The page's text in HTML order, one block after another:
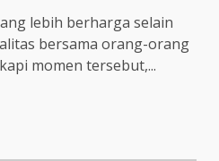
lebih berharga selain
bersama orang-orang
momen tersebut,...